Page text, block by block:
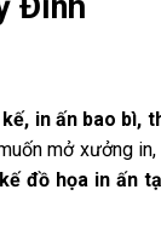
in ấn bao bì,
mở xưởng
đồ họa in ấn